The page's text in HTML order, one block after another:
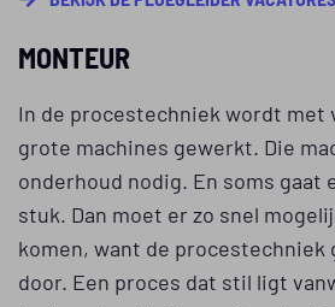
MONTEUR
In de procestechniek wordt met
grote machines gewerkt. Die
onderhoud nodig. En soms gaat
stuk. Dan moet er zo snel
komen, want de procestechniek
door. Een proces dat stil ligt